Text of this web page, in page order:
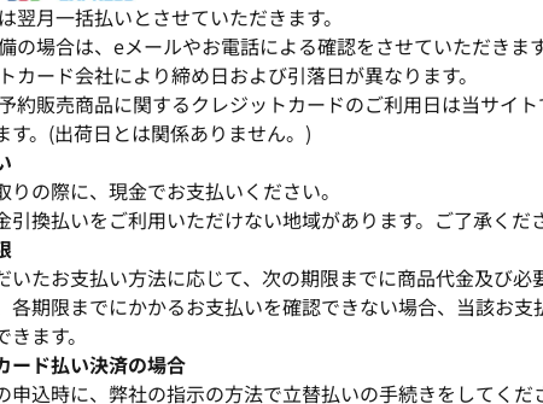
翌月一括払いとさせていただきます。
の場合は、eメールやお電話による確認をさせていただきます
カード会社により締め日および引落日が異なります。
約販売商品に関するクレジットカードのご利用日は当サイ
す。(出荷日とは関係ありません。)
りの際に、現金でお支払いください。
換払いをご利用いただけない地域があります。ご了承くだ
いたお支払い方法に応じて、次の期限までに商品代金及び必
各期限までにかかるお支払いを確認できない場合、当該お
ます。
ード払い決済の場合
申込時に、弊社の指示の方法で立替払いの手続きをしてくだ